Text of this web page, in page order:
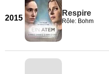
2015
Respire
Rôle: Bohm